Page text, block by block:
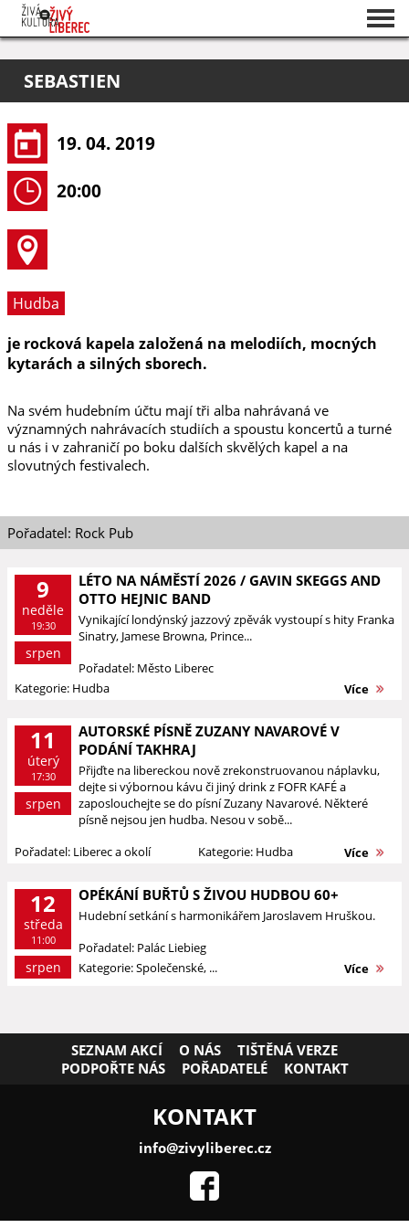
O projektu
Pořadatelé
SEBASTIEN
19. 04. 2019
20:00
Hudba
je rocková kapela založená na melodiích, mocných
kytarách a silných sborech.
Na svém hudebním účtu mají tři alba nahrávaná ve
významných nahrávacích studiích a spoustu koncertů a turné
u nás i v zahraničí po boku dalších skvělých kapel a na
slovutných festivalech.
Pořadatel: Rock Pub
9
neděle
19:30
srpen
LÉTO NA NÁMĚSTÍ 2026 / GAVIN SKEGGS AND
OTTO HEJNIC BAND
Vynikající londýnský jazzový zpěvák vystoupí s hity Franka
Sinatry, Jamese Browna, Prince...
Pořadatel: Město Liberec
Kategorie: Hudba
Více
11
úterý
17:30
srpen
AUTORSKÉ PÍSNĚ ZUZANY NAVAROVÉ V
PODÁNÍ TAKHRAJ
Přijďte na libereckou nově zrekonstruovanou náplavku,
dejte si výbornou kávu či jiný drink z FOFR KAFÉ a
zaposlouchejte se do písní Zuzany Navarové. Některé
písně nejsou jen hudba. Nesou v sobě...
Pořadatel: Liberec a okolí
Kategorie: Hudba Více
12
středa
11:00
srpen
OPÉKÁNÍ BUŘTŮ S ŽIVOU HUDBOU 60+
Hudební setkání s harmonikářem Jaroslavem Hruškou.
Pořadatel: Palác Liebieg
Kategorie: Společenské, ...
Více
SEZNAM AKCÍ O NÁS
TIŠTĚNÁ VERZE
PODPOŘTE NÁS
POŘADATELÉ KONTAKT
KONTAKT
info@zivyliberec.cz